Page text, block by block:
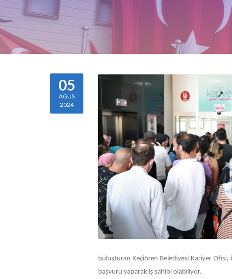
05
AGUS
2024
buluşturan Keçiören Belediyesi Kariyer Ofisi,
başvuru yaparak iş sahibi olabiliyor.